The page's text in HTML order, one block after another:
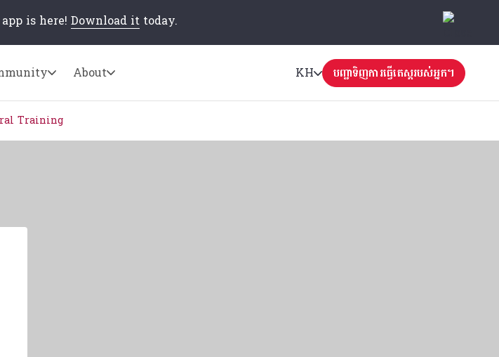
is here! Download ittoday.
About KH បញ្ជាទិញការធ្វើតេស្តរបស់អ្នក។
Training